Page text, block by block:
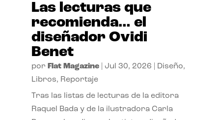
Las lecturas que
recomienda… el
diseñador Ovidi
Benet
por Flat Magazine| Jul 30, 2026 Diseño,
Libros, Reportaje
Tras las listas de lecturas de la editora
Raquel Bada y de la ilustradora Carla